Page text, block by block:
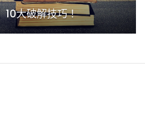
10大破解技巧！